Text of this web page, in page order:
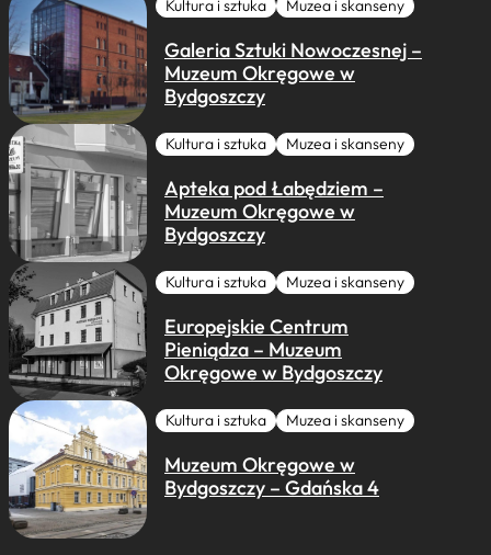
Kultura i sztuka Muzea i skanseny
Galeria Sztuki Nowoczesnej –
Muzeum Okręgowe w
Bydgoszczy
Kultura i sztuka Muzea i skanseny
Apteka pod Łabędziem –
Muzeum Okręgowe w
Bydgoszczy
Kultura i sztuka Muzea i skanseny
Europejskie Centrum
Pieniądza – Muzeum
Okręgowe w Bydgoszczy
Kultura i sztuka Muzea i skanseny
Muzeum Okręgowe w
Bydgoszczy – Gdańska 4